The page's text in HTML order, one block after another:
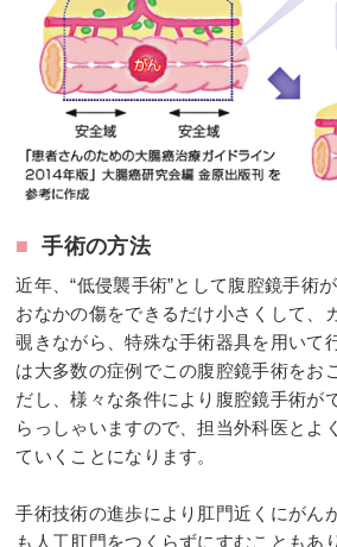
■ 手術の方法
近年、“低侵襲手術”として腹腔鏡手術
おなかの傷をできるだけ小さくして、
覗きながら、特殊な手術器具を用いて
は大多数の症例でこの腹腔鏡手術をお
だし、様々な条件により腹腔鏡手術が
らっしゃいますので、担当外科医とよ
ていくことになります。
手術技術の進歩により肛門近くにがん
も人工肛門をつくらずにすむこともあ